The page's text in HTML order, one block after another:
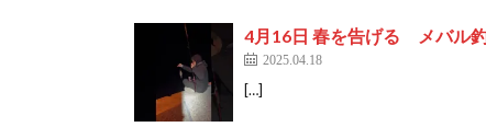
4月16日 春を告げる メバル
2025.04.18
[…]